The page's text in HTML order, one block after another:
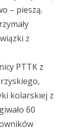
– pieszą.
z
PTTK z
kolarskiej z
60